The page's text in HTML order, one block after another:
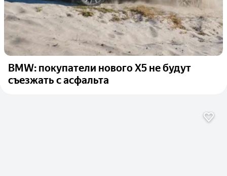
BMW: покупатели нового X5 не будут
съезжать с асфальта